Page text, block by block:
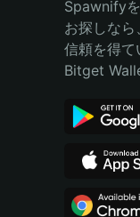
Bahasa Indonesia
Português (Brasil)
Spawnify
お探しな
信頼を得
Bitget